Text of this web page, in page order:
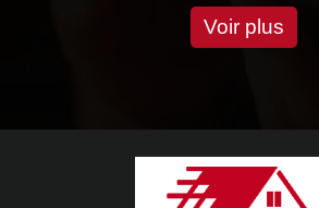
Voir plus